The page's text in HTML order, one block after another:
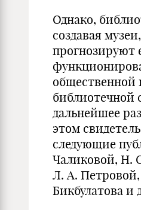
Однако,
создавая
прогнозируют
общественной
библиотечной
дальнейшее
этом
следующие
Чаликовой, Н.
Л. А.
Бикбулатова и